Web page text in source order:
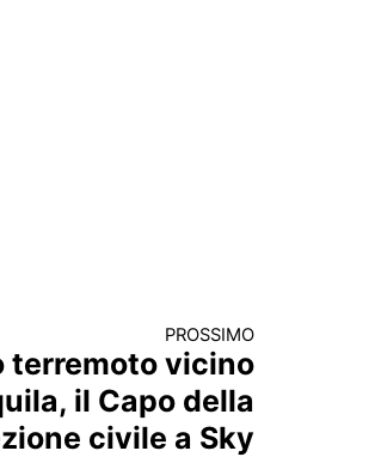
PROSSIMO
terremoto vicino
il Capo della
civile a Sky